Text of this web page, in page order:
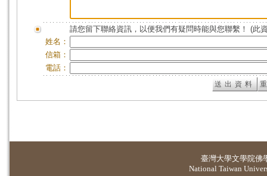
請您留下聯絡資訊，以便我們有疑問時能與您聯繫！ (此
姓名：
信箱：
電話：
臺灣大學文學院佛
National Taiwan